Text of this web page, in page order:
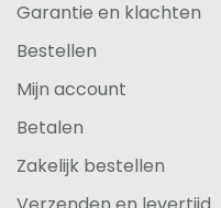
Garantie en klachten
Bestellen
Mijn account
Betalen
Zakelijk bestellen